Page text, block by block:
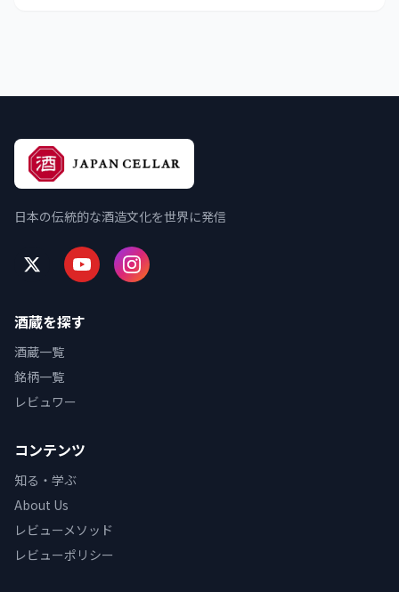
日本の伝統的な酒造文化を世界に発信
酒蔵を探す
酒蔵一覧
銘柄一覧
レビュワー
コンテンツ
知る・学ぶ
About Us
レビューメソッド
レビューポリシー